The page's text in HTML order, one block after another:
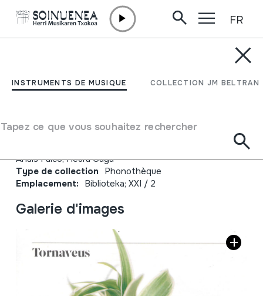
INSTRUMENTS DE MUSIQUE COLLECTION JM BELTRAN
Tapez ce que vous souhaitez rechercher
FR
Tornaveus; Traditional
Auteur
Anais Falcó; Heura Gaya
Type de collection Phonothèque
Emplacement: Biblioteka; XXI / 2
Galerie d'images